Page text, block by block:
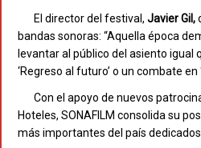
El director del festival, Javier Gil,
bandas sonoras: “Aquella época
levantar al público del asiento igual
‘Regreso al futuro’ o un combate en
Con el apoyo de nuevos
Hoteles, SONAFILM consolida su
más importantes del país